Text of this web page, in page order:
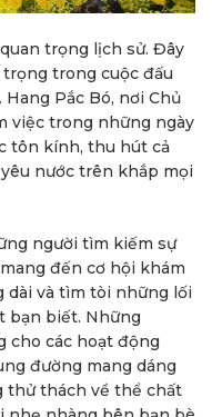
trọng lịch sử. Đây
trong cuộc đấu
Pắc Bó, nơi Chủ
việc trong những ngày
tôn kính, thu hút cả
nước trên khắp mọi
người tìm kiếm sự
đến cơ hội khám
dài và tìm tòi những lối
bạn biết. Những
cho các hoạt động
đường mang dáng
thử thách về thể chất